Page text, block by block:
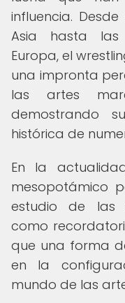
influencia.
Asia hasta las
Europa, el
una impronta
las artes
demostrando
histórica de
En la
mesopotámico
estudio de las
como
que una forma
en la
mundo de las